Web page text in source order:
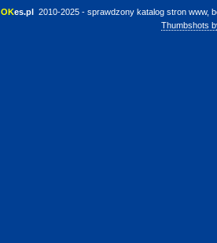
OKes.pl 2010-2025 - sprawdzony katalog stron www,
Thumbshots